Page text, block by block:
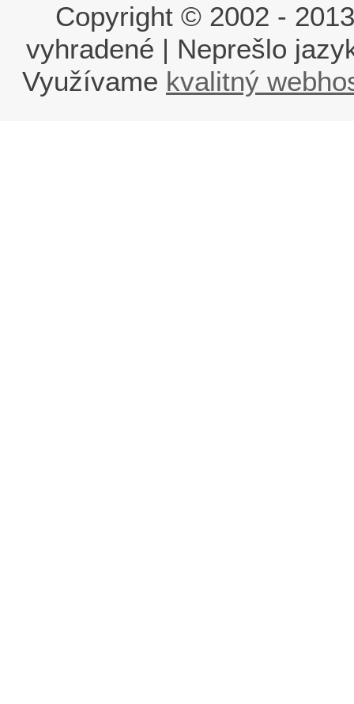
Copyright © 2002 -
vyhradené | Neprešlo
Využívame kvalitný